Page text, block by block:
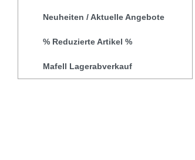
Neuheiten / Aktuelle Angebote
% Reduzierte Artikel %
Mafell Lagerabverkauf